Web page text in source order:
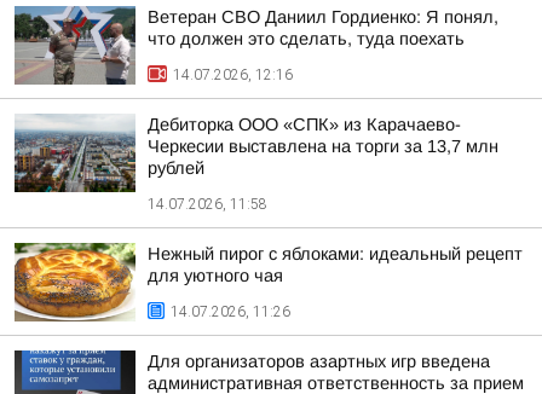
Ветеран СВО Даниил Гордиенко: Я понял,
что должен это сделать, туда поехать
14.07.2026, 12:16
Дебиторка ООО «СПК» из Карачаево-
Черкесии выставлена на торги за 13,7 млн
рублей
14.07.2026, 11:58
Нежный пирог с яблоками: идеальный рецепт
для уютного чая
14.07.2026, 11:26
Для организаторов азартных игр введена
административная ответственность за прием